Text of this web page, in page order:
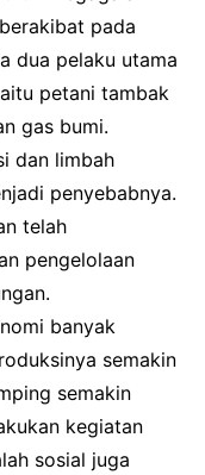
pada
dua pelaku utama
petani tambak
gas bumi.
dan limbah
penyebabnya.
telah
pengelolaan
banyak
semakin
semakin
kegiatan
sosial juga